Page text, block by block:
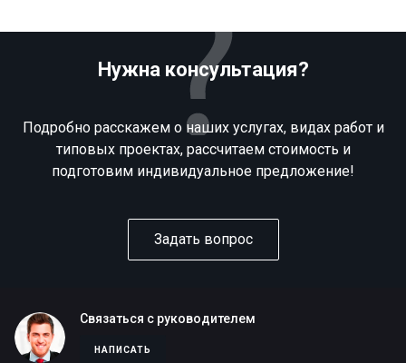
Нужна консультация?
Подробно расскажем о наших услугах, видах работ и
типовых проектах, рассчитаем стоимость и
подготовим индивидуальное предложение!
Задать вопрос
Связаться с руководителем
НАПИСАТЬ